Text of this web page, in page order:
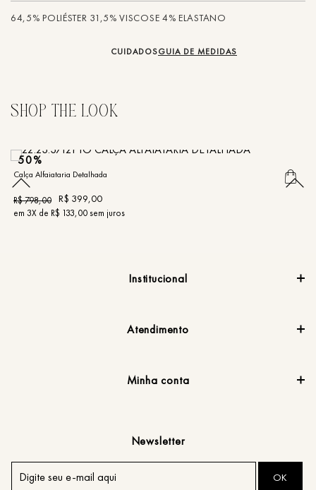
64,5% POLIÉSTER 31,5% VISCOSE 4% ELASTANO
CUIDADOSGUIA DE MEDIDAS
50%
Calça Alfaiataria Detalhada
R$798,00 R$ 399,00
em 3X de R$ 133,00sem juros
Institucional
Atendimento
Minha conta
Newsletter
OK